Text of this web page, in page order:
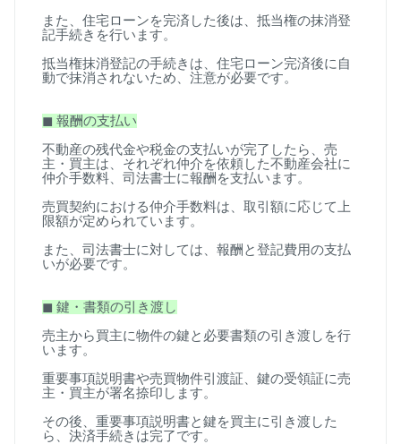
また、住宅ローンを完済した後は、抵当権の抹消登
記手続きを行います。
抵当権抹消登記の手続きは、住宅ローン完済後に自
動で抹消されないため、注意が必要です。
◼ 報酬の支払い
不動産の残代金や税金の支払いが完了したら、売
主・買主は、それぞれ仲介を依頼した不動産会社に
仲介手数料、司法書士に報酬を支払います。
売買契約における仲介手数料は、取引額に応じて上
限額が定められています。
また、司法書士に対しては、報酬と登記費用の支払
いが必要です。
◼ 鍵・書類の引き渡し
売主から買主に物件の鍵と必要書類の引き渡しを行
います。
重要事項説明書や売買物件引渡証、鍵の受領証に売
主・買主が署名捺印します。
その後、重要事項説明書と鍵を買主に引き渡した
ら、決済手続きは完了です。